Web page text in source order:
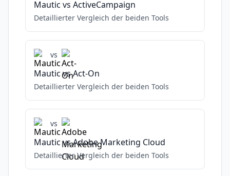
Mautic vs ActiveCampaign
Detaillierter Vergleich der beiden Tools
vs
MauticvsAct-On
Detaillierter Vergleich der beiden Tools
vs
MauticvsAdobe Marketing Cloud
Detaillierter Vergleich der beiden Tools